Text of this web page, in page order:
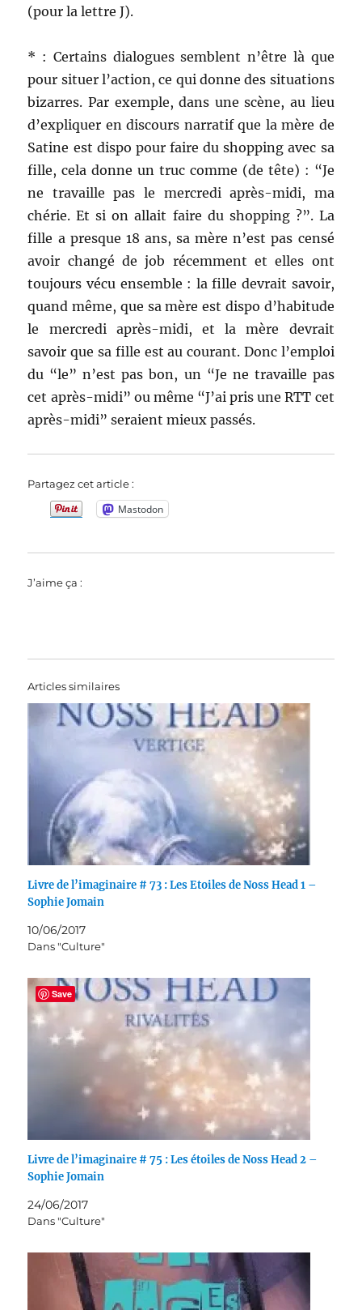
(pour la lettre J).
* : Certains dialogues semblent n’être là que
pour situer l’action, ce qui donne des situations
bizarres. Par exemple, dans une scène, au lieu
d’expliquer en discours narratif que la mère de
Satine est dispo pour faire du shopping avec sa
fille, cela donne un truc comme (de tête) : “Je
ne travaille pas le mercredi après-midi, ma
chérie. Et si on allait faire du shopping ?”. La
fille a presque 18 ans, sa mère n’est pas censé
avoir changé de job récemment et elles ont
toujours vécu ensemble : la fille devrait savoir,
quand même, que sa mère est dispo d’habitude
le mercredi après-midi, et la mère devrait
savoir que sa fille est au courant. Donc l’emploi
du “le” n’est pas bon, un “Je ne travaille pas
cet après-midi” ou même “J’ai pris une RTT cet
après-midi” seraient mieux passés.
Partagez cet article :
Mastodon
J’aime ça :
Articles similaires
Livre de l’imaginaire # 73 : Les Etoiles de Noss Head 1 –
Sophie Jomain
10/06/2017
Dans "Culture"
Livre de l’imaginaire # 75 : Les étoiles de Noss Head 2 –
Sophie Jomain
24/06/2017
Dans "Culture"
Save